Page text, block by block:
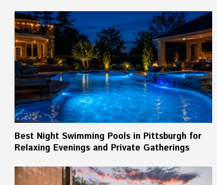
Best Night Swimming Pools in Pittsburgh for
Relaxing Evenings and Private Gatherings